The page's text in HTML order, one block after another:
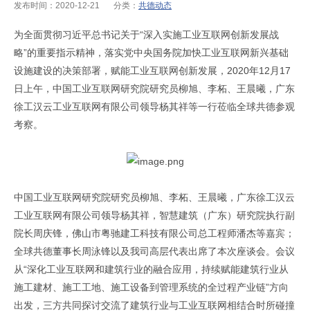
发布时间：2020-12-21 分类： 共德动态
为全面贯彻习近平总书记关于“深入实施工业互联网创新发展战
略”的重要指示精神，落实党中央国务院加快工业互联网新兴基础
设施建设的决策部署， 赋能工业互联网创新发展 ， 2020年12 月 17
日上午， 中国工业互联网研究院研究员柳旭、李柘、王晨曦，广东
徐工汉云工业互联网有限公司领导杨其祥等一行莅临全球共德参观
考察。
中国工业互联网研究院研究员柳旭、李柘、王晨曦，广东徐工汉云
工业互联网有限公司领导杨其祥，智慧建筑（广东）研究院执行副
院长周庆锋，佛山市粤驰建工科技有限公司总工程师潘杰等嘉宾；
全球共德董事长周泳锋以及我司高层代表出席了本次座谈会。会议
从“深化工业互联网和建筑行业的融合应用，持续赋能建筑行业从
施工建材、施工工地、施工设备到管理系统的全过程产业链”方向
出发，三方共同探讨交流了建筑行业与工业互联网相结合时所碰撞